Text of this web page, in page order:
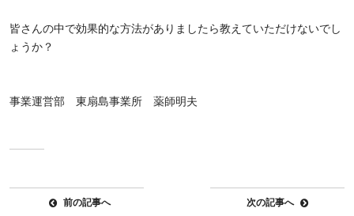
皆さんの中で効果的な方法がありましたら教えていただけないでし
ょうか？
事業運営部 東扇島事業所 薬師明夫
前の記事へ 次の記事へ